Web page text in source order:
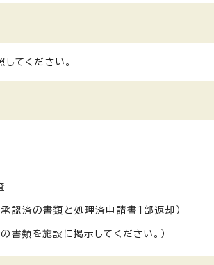
てください。
認済の書類と処理済申請書1部返却）
書類を施設に掲示してください。）